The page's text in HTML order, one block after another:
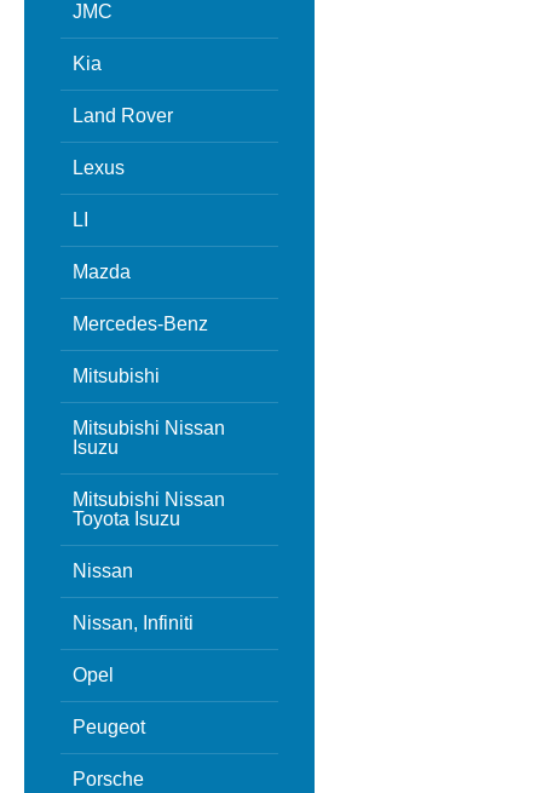
JMC
Kia
Land Rover
Lexus
LI
Mazda
Mercedes-Benz
Mitsubishi
Mitsubishi Nissan
Isuzu
Mitsubishi Nissan
Toyota Isuzu
Nissan
Nissan, Infiniti
Opel
Peugeot
Porsche